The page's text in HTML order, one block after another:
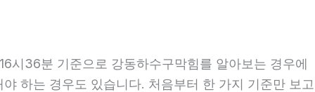
시36분 기준으로 강동하수구막힘를 알아보는 경우에
하는 경우도 있습니다. 처음부터 한 가지 기준만 보고